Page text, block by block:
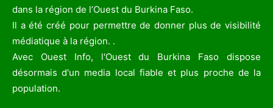
dans la région de l’Ouest du Burkina Faso.
Il a été créé pour permettre de donner plus de visibilité
médiatique à la région. .
Avec Ouest Info, l'Ouest du Burkina Faso dispose
désormais d'un media local fiable et plus proche de la
population.